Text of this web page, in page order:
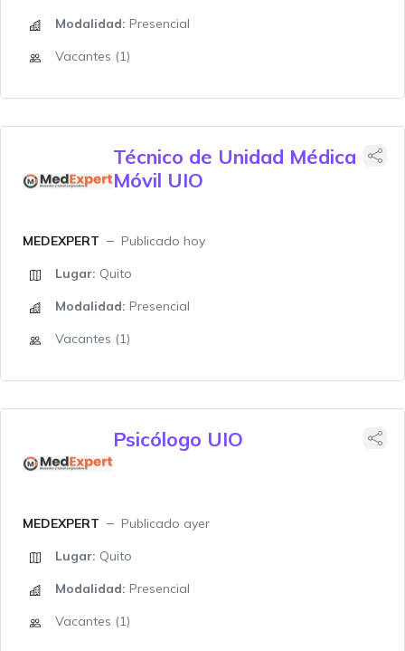
Modalidad: Presencial
Vacantes (1)
Técnico de Unidad Médica
Móvil UIO
MEDEXPERT
Publicado hoy
Lugar: Quito
Modalidad: Presencial
Vacantes (1)
Psicólogo UIO
MEDEXPERT
Publicado ayer
Lugar: Quito
Modalidad: Presencial
Vacantes (1)